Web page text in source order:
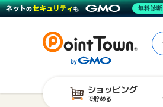
ショッピング
で貯める
無料診断